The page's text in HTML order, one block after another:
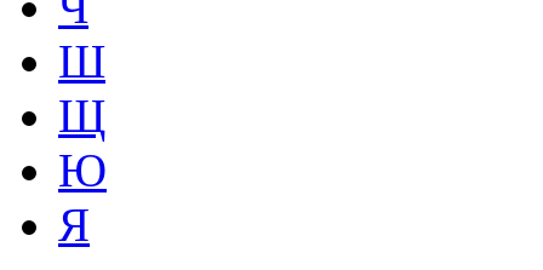
Ш
Щ
Ю
Я